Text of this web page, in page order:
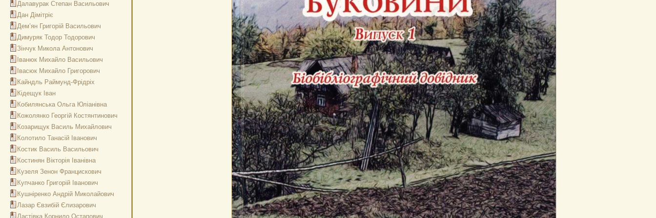
Далавурак Степан Васильович
Дан Дімітріє
Дем’ян Григорій Васильович
Димуряк Тодор Тодорович
Зінчук Микола Антонович
Іванюк Михайло Васильович
Івасюк Михайло Григорович
Кайндль Раймунд-Фрідріх
Кідещук Іван
Кобилянська Ольга Юліанівна
Кожолянко Георгій Костянтинович
Козарищук Василь Михайлович
Колотило Танасій Іванович
Костик Василь Васильович
Костинян Вікторія Іванівна
Кузеля Зенон Францискович
Купчанко Григорій Іванович
Кушніренко Андрій Миколайович
Лазар Євзибій Єлизарович
Ластівка Корнило Остапович